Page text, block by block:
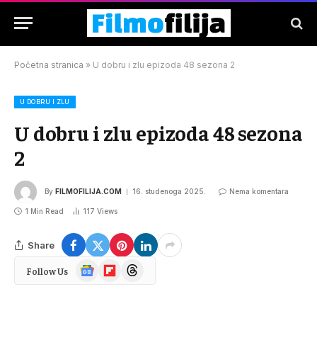
Početna stranica » U dobru i zlu epizoda 48 sezona 2
U DOBRU I ZLU
U dobru i zlu epizoda 48 sezona
2
By FILMOFILIJA.COM 16. studenoga 2025. Nema komentara
1 Min Read 117 Views
Share
Follow Us
Google
News
FlipboardThreads